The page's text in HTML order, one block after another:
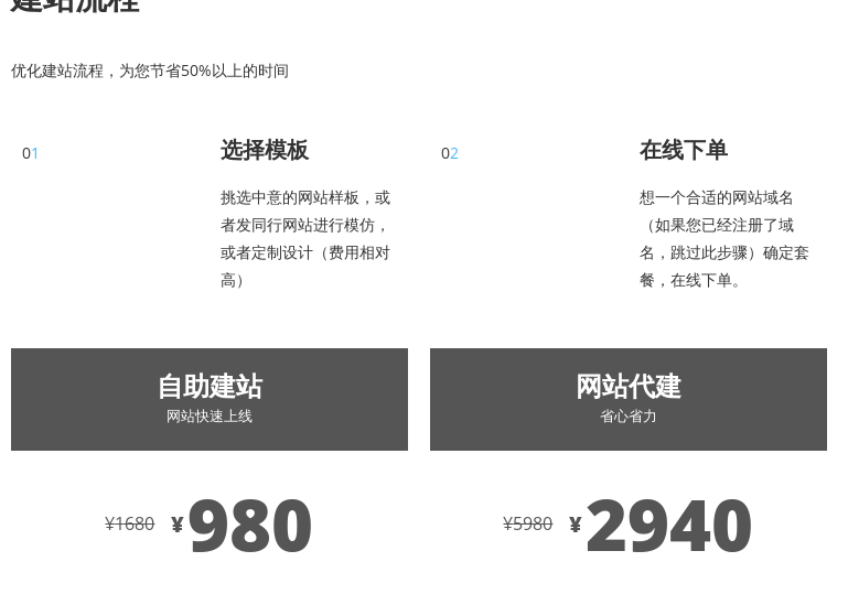
优化建站流程，为您节省50%以上的时间
01 选择模板
挑选中意的网站样板，或
者发同行网站进行模仿，
或者定制设计（费用相对
高）
02 在线下单
想一个合适的网站域名
（如果您已经注册了域
名，跳过此步骤）确定套
餐，在线下单。
自助建站
网站快速上线
¥1680 ¥980
网站代建
省心省力
¥5980 ¥2940